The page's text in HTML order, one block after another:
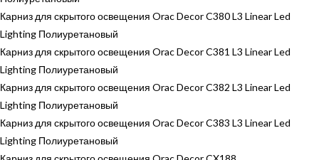
Карниз для скрытого освещения Orac Decor C380 L3 Linear Led
Lighting Полиуретановый
Карниз для скрытого освещения Orac Decor C381 L3 Linear Led
Lighting Полиуретановый
Карниз для скрытого освещения Orac Decor C382 L3 Linear Led
Lighting Полиуретановый
Карниз для скрытого освещения Orac Decor C383 L3 Linear Led
Lighting Полиуретановый